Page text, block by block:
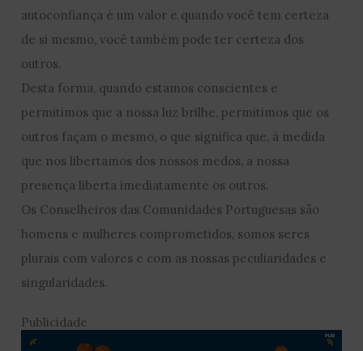
autoconfiança é um valor e quando você tem certeza
de si mesmo, você também pode ter certeza dos
outros.
Desta forma, quando estamos conscientes e
permitimos que a nossa luz brilhe, permitimos que os
outros façam o mesmo, o que significa que, à medida
que nos libertamos dos nossos medos, a nossa
presença liberta imediatamente os outros.
Os Conselheiros das Comunidades Portuguesas são
homens e mulheres comprometidos, somos seres
plurais com valores e com as nossas peculiaridades e
singularidades.
Publicidade